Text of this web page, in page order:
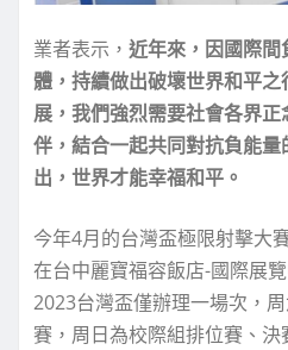
業者表示， 近年來，因國際
體，持續做出破壞世界和平
展，我們強烈需要社會各界
伴，結合一起共同對抗負能
出，世界才能幸福和平。
今年4月的台灣盃極限射擊大
在台中麗寶福容飯店-國際展
2023台灣盃僅辦理一場次，
賽，周日為校際組排位賽、